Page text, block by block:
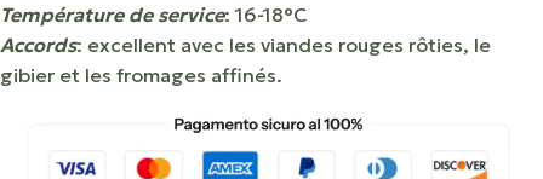
Température de service: 16-18°C
Accords: excellent avec les viandes rouges rôties, le
gibier et les fromages affinés.